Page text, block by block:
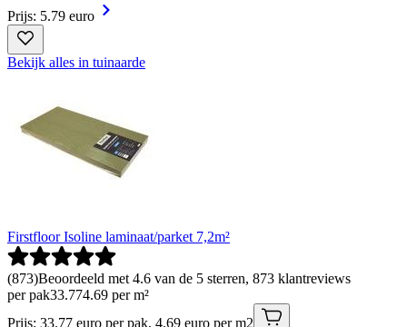
Prijs: 5.79 euro
Bekijk alles in tuinaarde
Firstfloor Isoline laminaat/parket 7,2m²
(873)Beoordeeld met 4.6 van de 5 sterren, 873 klantreviews
per pak33.774.69 per m²
Prijs: 33.77 euro per pak, 4.69 euro per m2